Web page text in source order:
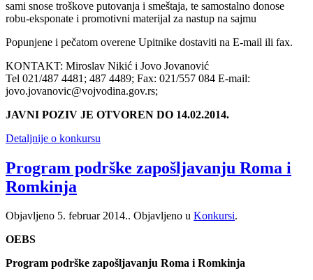
sami snose troškove putovanja i smeštaja, te samostalno donose
robu-eksponate i promotivni materijal za nastup na sajmu
Popunjene i pečatom overene Upitnike dostaviti na E-mail ili fax.
KONTAKT: Miroslav Nikić i Jovo Jovanović
Tel 021/487 4481; 487 4489; Fax: 021/557 084 E-mail:
jovo.jovanovic@vojvodina.gov.rs;
JAVNI POZIV JE OTVOREN DO 14.02.2014.
Detaljnije o konkursu
Program podrške zapošljavanju Roma i
Romkinja
Objavljeno 5. februar 2014.. Objavljeno u Konkursi.
OEBS
Program podrške zapošljavanju Roma i Romkinja